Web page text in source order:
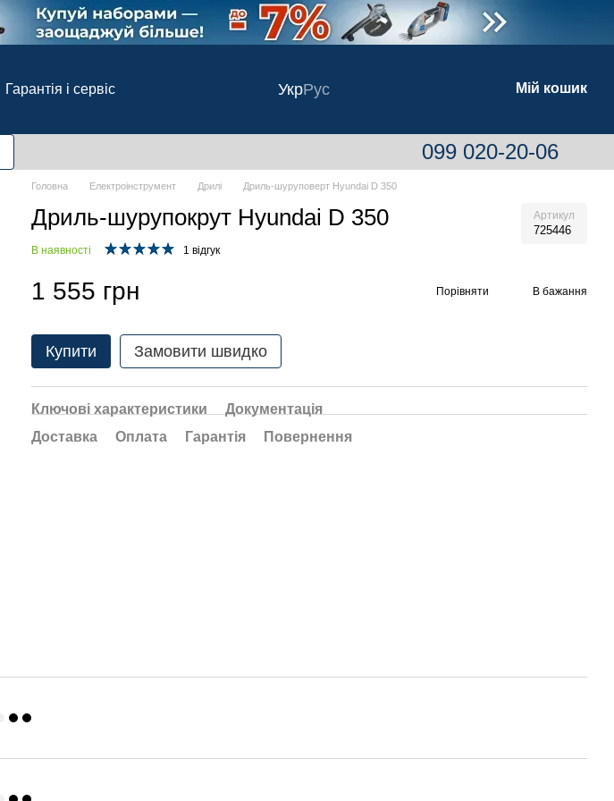
Гарантія і сервіс
УкрРус Мій кошик
099 020-20-06
Головна Електроінструмент Дрилі Дриль-шуруповерт Hyundai D 350
Дриль-шурупокрут Hyundai D 350 Артикул
725446
В наявності 1 відгук
1 555 грн Порівняти В бажання
Купити Замовити швидко
Ключові характеристики
Документація
Доставка
Оплата Гарантія Повернення